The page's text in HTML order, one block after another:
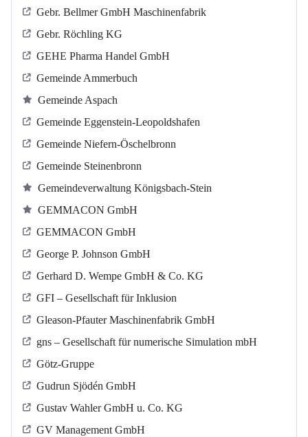
Gebr. Bellmer GmbH Maschinenfabrik
Gebr. Röchling KG
GEHE Pharma Handel GmbH
Gemeinde Ammerbuch
Gemeinde Aspach
Gemeinde Eggenstein-Leopoldshafen
Gemeinde Niefern-Öschelbronn
Gemeinde Steinenbronn
Gemeindeverwaltung Königsbach-Stein
GEMMACON GmbH
GEMMACON GmbH
George P. Johnson GmbH
Gerhard D. Wempe GmbH & Co. KG
GFI – Gesellschaft für Inklusion
Gleason-Pfauter Maschinenfabrik GmbH
gns – Gesellschaft für numerische Simulation mbH
Götz-Gruppe
Gudrun Sjödén GmbH
Gustav Wahler GmbH u. Co. KG
GV Management GmbH